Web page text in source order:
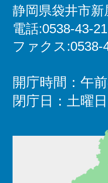
静岡県袋井市新
電話:0538-43-
ファクス:0538-
開庁時間：午
閉庁日：土曜